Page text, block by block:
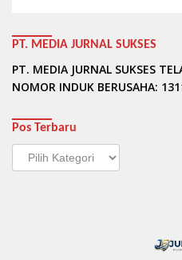
PT. MEDIA JURNAL SUKSES
PT. MEDIA JURNAL SUKSES
NOMOR INDUK BERUSAHA:
Pos Terbaru
Pos
Terbaru